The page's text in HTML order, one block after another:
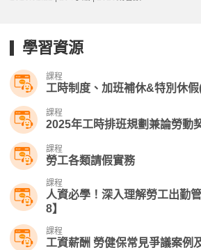
學習資源
課程
工時制度、加班補休&特別休假
課程
2025年工時排班規劃兼論勞動
課程
勞工各類請假實務
課程
人資必學！深入理解勞工出勤
8】
課程
工資薪酬 勞健保常見爭議案例